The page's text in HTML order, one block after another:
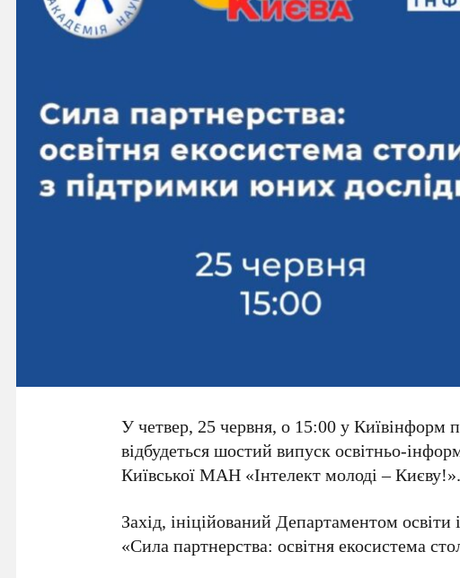
У четвер,25 червня, о 15:00уКиївінформ
відбудеться шостий випуск освітньо-
Київської МАН «Інтелект молоді – Києву!».
Захід, ініційованийДепартаментом освіти
«Сила партнерства: освітня екосистема